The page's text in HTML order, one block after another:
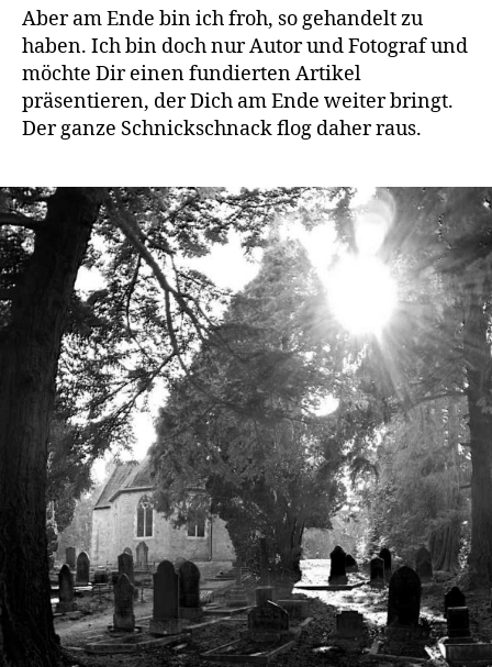
Aber am Ende bin ich froh, so gehandelt zu
haben. Ich bin doch nur Autor und Fotograf und
möchte Dir einen fundierten Artikel
präsentieren, der Dich am Ende weiter bringt.
Der ganze Schnickschnack flog daher raus.